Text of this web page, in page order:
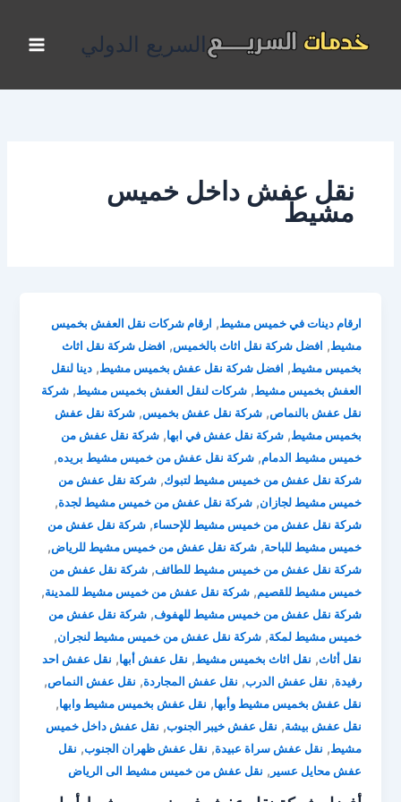
المحتوى
السريع الدولي
نقل عفش داخل خميس
مشيط
ارقام دينات في خميس مشيط, ارقام شركات نقل العفش بخميس
مشيط, افضل شركة نقل اثاث بالخميس, افضل شركة نقل اثاث
بخميس مشيط, افضل شركة نقل عفش بخميس مشيط,دينا لنقل
العفش بخميس مشيط,شركات لنقل العفش بخميس مشيط,شركة
نقل عفش بالنماص,شركة نقل عفش بخميس,شركة نقل عفش
بخميس مشيط,شركة نقل عفش في ابها,شركة نقل عفش من
خميس مشيط الدمام,شركة نقل عفش من خميس مشيط بريده,
شركة نقل عفش من خميس مشيط لتبوك,شركة نقل عفش من
خميس مشيط لجازان,شركة نقل عفش من خميس مشيط لجدة,
شركة نقل عفش من خميس مشيط للإحساء,شركة نقل عفش من
خميس مشيط للباحة,شركة نقل عفش من خميس مشيط للرياض,
شركة نقل عفش من خميس مشيط للطائف,شركة نقل عفش من
خميس مشيط للقصيم,شركة نقل عفش من خميس مشيط للمدينة,
شركة نقل عفش من خميس مشيط للهفوف,شركة نقل عفش من
خميس مشيط لمكة,شركة نقل عفش من خميس مشيط لنجران,
نقل أثاث, نقل اثاث بخميس مشيط, نقل عفش أبها, نقل عفش احد
رفيدة, نقل عفش الدرب, نقل عفش المجاردة, نقل عفش النماص,
نقل عفش بخميس مشيط وأبها, نقل عفش بخميس مشيط وابها,
نقل عفش بيشة, نقل عفش خيبر الجنوب, نقل عفش داخل خميس
مشيط, نقل عفش سراة عبيدة, نقل عفش ظهران الجنوب, نقل
عفش محايل عسير , نقل عفش من خميس مشيط الى الرياض